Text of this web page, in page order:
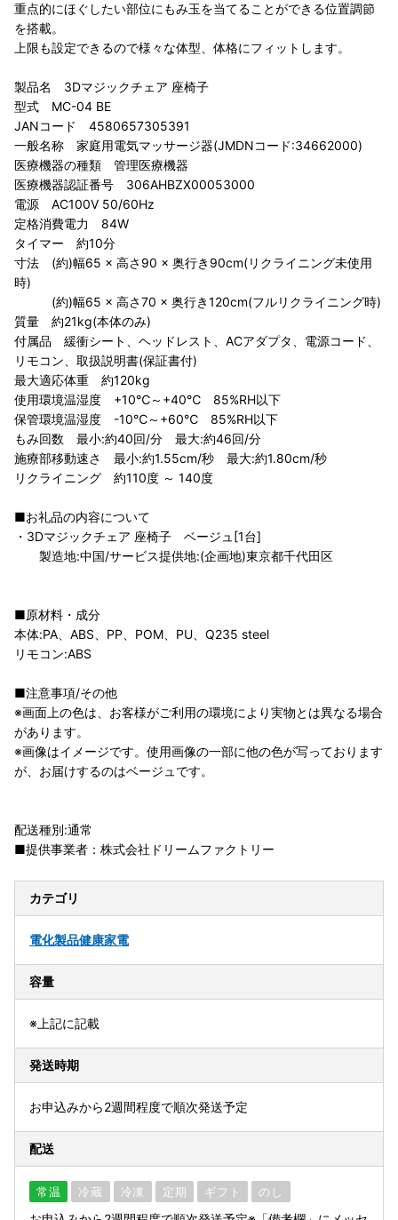
重点的にほぐしたい部位にもみ玉を当てることができる位置調節
を搭載。
上限も設定できるので様々な体型、体格にフィットします。
製品名 3Dマジックチェア 座椅子
型式 MC-04 BE
JANコード 4580657305391
一般名称 家庭用電気マッサージ器(JMDNコード:34662000)
医療機器の種類 管理医療機器
医療機器認証番号 306AHBZX00053000
電源 AC100V 50/60Hz
定格消費電力 84W
タイマー 約10分
寸法 (約)幅65 × 高さ90 × 奥行き90cm(リクライニング未使用
時)
(約)幅65 × 高さ70 × 奥行き120cm(フルリクライニング時)
質量 約21kg(本体のみ)
付属品 緩衝シート、ヘッドレスト、ACアダプタ、電源コード、
リモコン、取扱説明書(保証書付)
最大適応体重 約120kg
使用環境温湿度 +10℃～+40℃ 85%RH以下
保管環境温湿度 -10℃～+60℃ 85%RH以下
もみ回数 最小:約40回/分 最大:約46回/分
施療部移動速さ 最小:約1.55cm/秒 最大:約1.80cm/秒
リクライニング 約110度 ～ 140度
■お礼品の内容について
・3Dマジックチェア 座椅子 ベージュ[1台]
製造地:中国/サービス提供地:(企画地)東京都千代田区
■原材料・成分
本体:PA、ABS、PP、POM、PU、Q235 steel
リモコン:ABS
■注意事項/その他
※画面上の色は、お客様がご利用の環境により実物とは異なる場合
があります。
※画像はイメージです。使用画像の一部に他の色が写っております
が、お届けするのはベージュです。
配送種別:通常
■提供事業者：株式会社ドリームファクトリー
カテゴリ
電化製品健康家電
容量
※上記に記載
発送時期
お申込みから2週間程度で順次発送予定
配送
常温 冷蔵 冷凍 定期 ギフト のし